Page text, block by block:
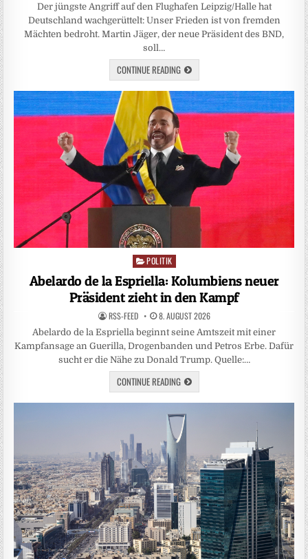
Der jüngste Angriff auf den Flughafen Leipzig/Halle hat
Deutschland wachgerüttelt: Unser Frieden ist von fremden
Mächten bedroht. Martin Jäger, der neue Präsident des BND,
soll…
CONTINUE READING
Posted
POLITIK
Abelardo de la Espriella: Kolumbiens neuer
Präsident zieht in den Kampf
RSS-FEED 8. AUGUST 2026
Abelardo de la Espriella beginnt seine Amtszeit mit einer
Kampfansage an Guerilla, Drogenbanden und Petros Erbe. Dafür
sucht er die Nähe zu Donald Trump. Quelle:…
CONTINUE READING